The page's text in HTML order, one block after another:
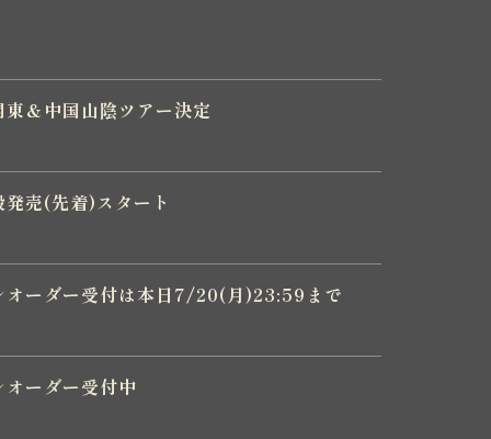
中国山陰ツアー決定
(先着)スタート
ダー受付は本日7/20(月)23:59まで
ーダー受付中